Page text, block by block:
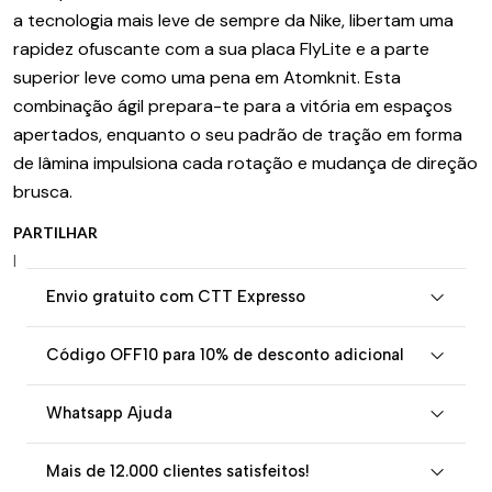
a tecnologia mais leve de sempre da Nike, libertam uma
rapidez ofuscante com a sua placa FlyLite e a parte
superior leve como uma pena em Atomknit. Esta
combinação ágil prepara-te para a vitória em espaços
apertados, enquanto o seu padrão de tração em forma
de lâmina impulsiona cada rotação e mudança de direção
brusca.
PARTILHAR
|
Envio gratuito com CTT Expresso
Código OFF10 para 10% de desconto adicional
Whatsapp Ajuda
Mais de 12.000 clientes satisfeitos!